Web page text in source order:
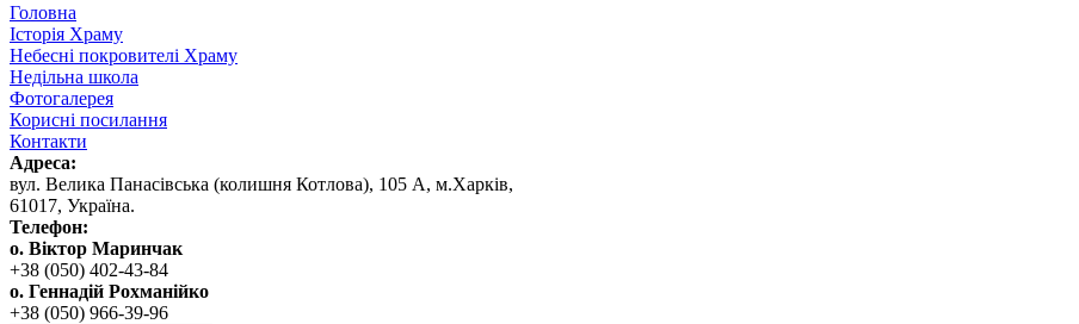
Головна
Історія Храму
Небесні покровителі Храму
Недільна школа
Фотогалерея
Корисні посилання
Контакти
Адреса:
вул. ‬Велика Панасівська (колишня Котлова), ‬105‭ ‬А,‭ ‬м.Харків,
‬61017, ‬Україна.‎
Телефон:
о. Віктор Маринчак
+38 (050)‭ 402-43-84
о. Геннадій Рохманійко
+38 (050)‭ ‬966-39-96